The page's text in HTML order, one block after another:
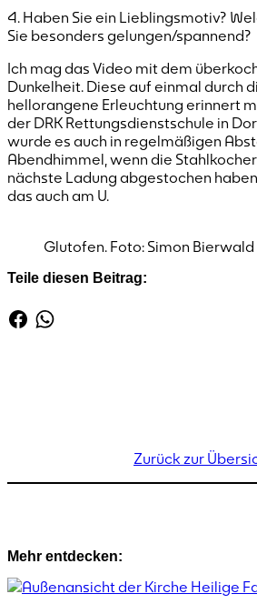
4. Haben Sie ein Lieblingsmotiv?
Sie besonders gelungen/spannend?
Ich mag das Video mit dem
Dunkelheit. Diese auf einmal durch
hellorangene Erleuchtung erinnert
der DRK Rettungsdienstschule in
wurde es auch in regelmäßigen
Abendhimmel, wenn die
nächste Ladung abgestochen
das auch am U.
Glutofen. Foto: Simon Bierwald
Teile diesen Beitrag:
Zurück zur
Mehr entdecken: